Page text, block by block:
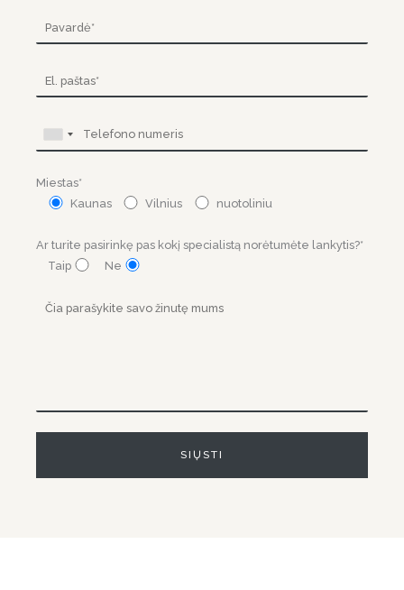
Miestas*
Kaunas
Vilnius nuotoliniu
Ar turite pasirinkę pas kokį specialistą norėtumėte lankytis?*
Taip
Ne